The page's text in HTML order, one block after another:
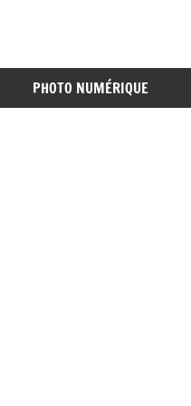
PHOTO NUMÉRIQUE